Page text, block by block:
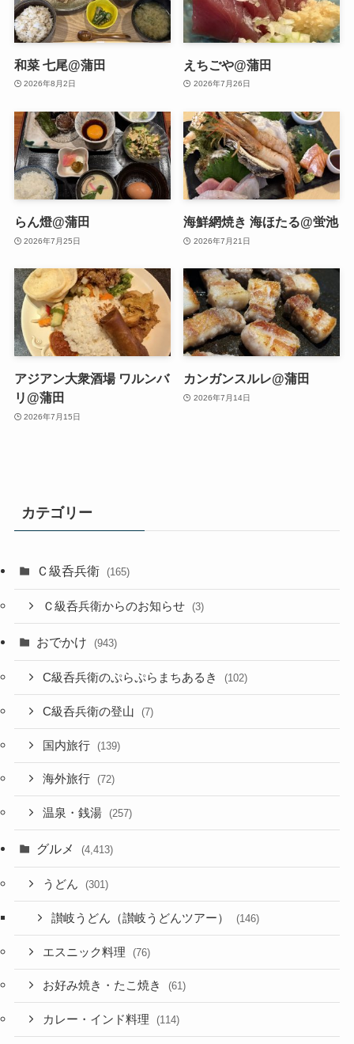
和菜 七尾@蒲田
2026年8月2日
えちごや@蒲田
2026年7月26日
らん燈@蒲田
2026年7月25日
海鮮網焼き 海ほたる@蛍池
2026年7月21日
アジアン大衆酒場 ワルンバ
リ@蒲田
2026年7月15日
カンガンスルレ@蒲田
2026年7月14日
カテゴリー
Ｃ級呑兵衛 (165)
Ｃ級呑兵衛からのお知らせ (3)
おでかけ (943)
C級呑兵衛のぷらぷらまちあるき (102)
C級呑兵衛の登山 (7)
国内旅行 (139)
海外旅行 (72)
温泉・銭湯 (257)
グルメ (4,413)
うどん (301)
讃岐うどん（讃岐うどんツアー） (146)
エスニック料理 (76)
お好み焼き・たこ焼き (61)
カレー・インド料理 (114)